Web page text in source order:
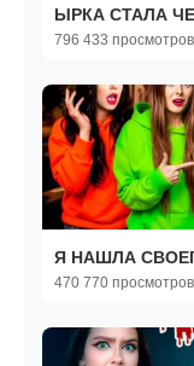
ЫРКА СТАЛА
796 433 просмотров
Я НАШЛА
470 770 просмотров